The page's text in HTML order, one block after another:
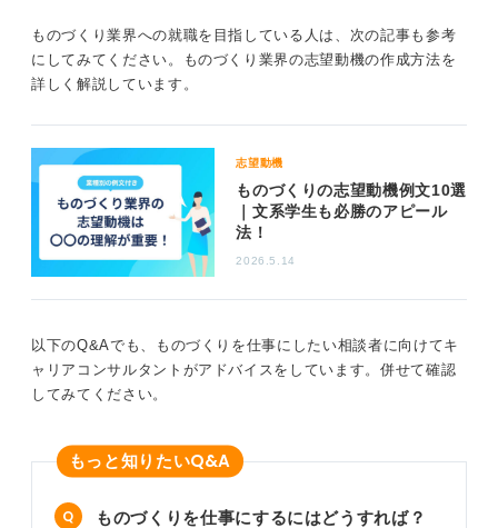
と、小さな挑戦をしてみるのが良い方法です。モノづく
りへの熱意や学び続ける姿勢、そしてチームでの協調性
が採用されやすい人の特徴として挙げられます。
あなたの「好き」を形にする仕事は、きっと大きなやり
がいにつながるでしょう。
0
ものづくり業界への就職を目指している人は、次の記事も参考
にしてみてください。ものづくり業界の志望動機の作成方法を
詳しく解説しています。
志望動機
ものづくりの志望動機例文10選
｜文系学生も必勝のアピール
法！
2026.5.14
以下のQ&Aでも、ものづくりを仕事にしたい相談者に向けてキ
ャリアコンサルタントがアドバイスをしています。併せて確認
してみてください。
もっと知りたいQ&A
ものづくりを仕事にするにはどうすれば？